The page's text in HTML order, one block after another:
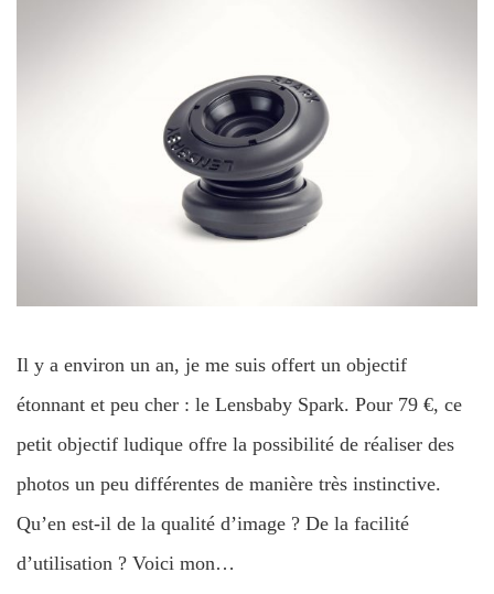
Il y a environ un an, je me suis offert un objectif
étonnant et peu cher : le Lensbaby Spark. Pour 79 €, ce
petit objectif ludique offre la possibilité de réaliser des
photos un peu différentes de manière très instinctive.
Qu’en est-il de la qualité d’image ? De la facilité
d’utilisation ? Voici mon…